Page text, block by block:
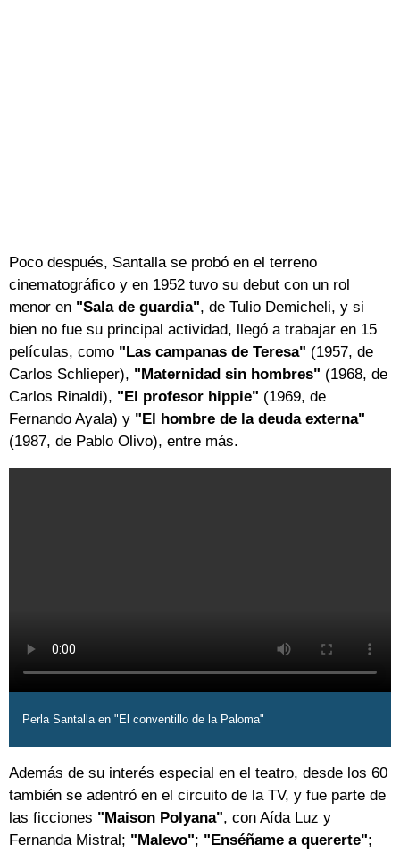
Poco después, Santalla se probó en el terreno
cinematográfico y en 1952 tuvo su debut con un rol
menor en "Sala de guardia", de Tulio Demicheli, y si
bien no fue su principal actividad, llegó a trabajar en 15
películas, como "Las campanas de Teresa" (1957, de
Carlos Schlieper), "Maternidad sin hombres" (1968, de
Carlos Rinaldi), "El profesor hippie" (1969, de
Fernando Ayala) y "El hombre de la deuda externa"
(1987, de Pablo Olivo), entre más.
Perla Santalla en "El conventillo de la Paloma"
Además de su interés especial en el teatro, desde los 60
también se adentró en el circuito de la TV, y fue parte de
las ficciones "Maison Polyana", con Aída Luz y
Fernanda Mistral; "Malevo"; "Enséñame a quererte";